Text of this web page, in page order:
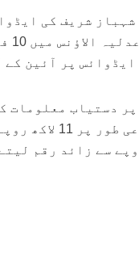
شریف کی
آئین کے آرٹیکل 205
دستیاب معلومات
کورٹ تنخواہ اور